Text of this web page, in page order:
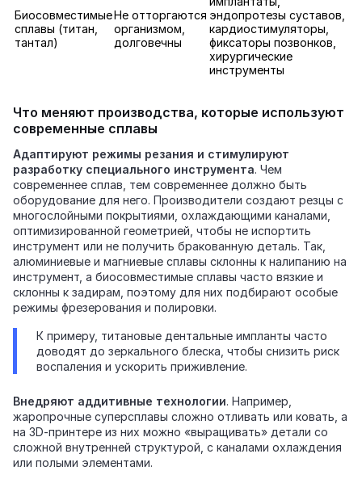
Биосовместимые
сплавы (титан,
тантал)
Не отторгаются
организмом,
долговечны
эндопротезы суставов,
кардиостимуляторы,
фиксаторы позвонков,
хирургические
инструменты
Что меняют производства, которые используют
современные сплавы
Адаптируют режимы резания и стимулируют
разработку специального инструмента. Чем
современнее сплав, тем современнее должно быть
оборудование для него. Производители создают резцы с
многослойными покрытиями, охлаждающими каналами,
оптимизированной геометрией, чтобы не испортить
инструмент или не получить бракованную деталь. Так,
алюминиевые и магниевые сплавы склонны к налипанию на
инструмент, а биосовместимые сплавы часто вязкие и
склонны к задирам, поэтому для них подбирают особые
режимы фрезерования и полировки.
К примеру, титановые дентальные импланты часто
доводят до зеркального блеска, чтобы снизить риск
воспаления и ускорить приживление.
Внедряют аддитивные технологии. Например,
жаропрочные суперсплавы сложно отливать или ковать, а
на 3D‑принтере из них можно «выращивать» детали со
сложной внутренней структурой, с каналами охлаждения
или полыми элементами.